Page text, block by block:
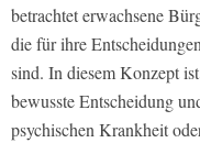
betrachtet erwachsene
die für ihre
sind. In diesem Konzept
bewusste Entscheidung
psychischen Krankheit